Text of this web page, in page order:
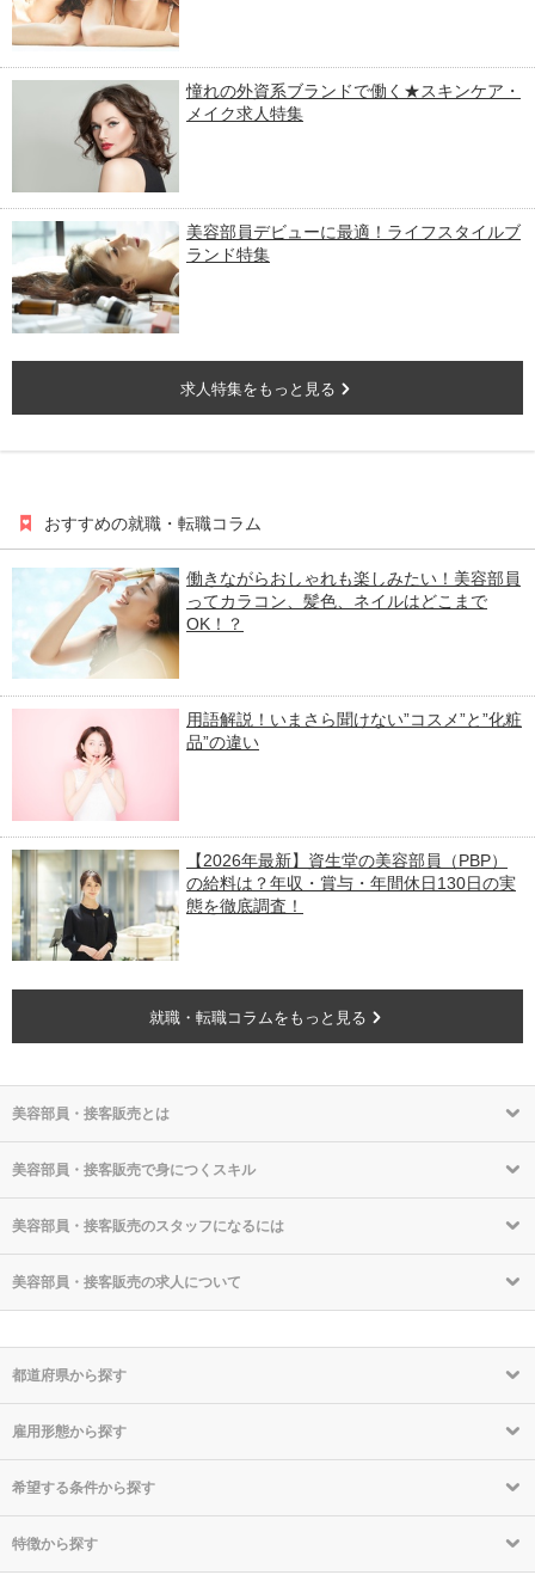
憧れの外資系ブランドで働く★スキンケア・
メイク求人特集
美容部員デビューに最適！ライフスタイルブ
ランド特集
求人特集をもっと見る
おすすめの就職・転職コラム
働きながらおしゃれも楽しみたい！美容部員
ってカラコン、髪色、ネイルはどこまで
OK！？
用語解説！いまさら聞けない”コスメ”と”化粧
品”の違い
【2026年最新】資生堂の美容部員（PBP）
の給料は？年収・賞与・年間休日130日の実
態を徹底調査！
就職・転職コラムをもっと見る
美容部員・接客販売とは
美容部員・接客販売で身につくスキル
美容部員・接客販売のスタッフになるには
美容部員・接客販売の求人について
都道府県から探す
雇用形態から探す
希望する条件から探す
特徴から探す